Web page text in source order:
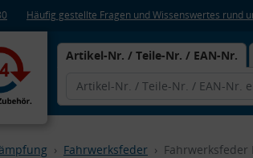
Häufig gestellte Fragen und Wissenswertes rund
Artikel-Nr. / Teile-Nr. / EAN-Nr.
Fahrwerksfeder Fahrwerksfeder